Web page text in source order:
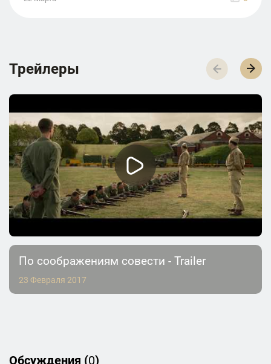
Трейлеры
По соображениям совести - Trailer
23 Февраля 2017
Обсуждения (0)